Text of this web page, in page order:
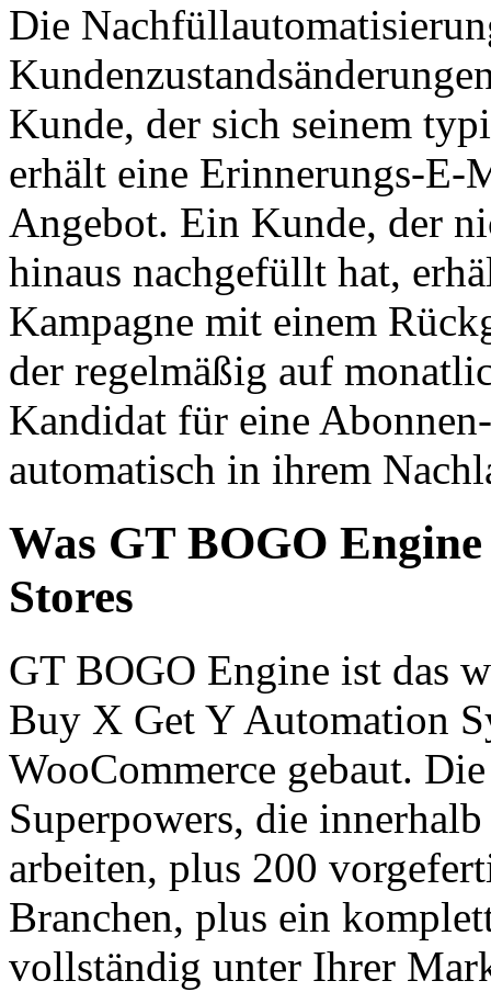
Die
Kunde, der sich seinem
erhält eine Erinnerungs-E-
Angebot. Ein Kunde, der
hinaus nachgefüllt hat,
Kampagne mit einem
der regelmäßig auf
Kandidat für eine
automatisch in ihrem
Was GT BOGO
Stores
GT BOGO Engine ist das
Buy X Get Y Automation
WooCommerce gebaut.
Superpowers, die
arbeiten, plus 200
Branchen, plus ein
vollständig unter Ihrer